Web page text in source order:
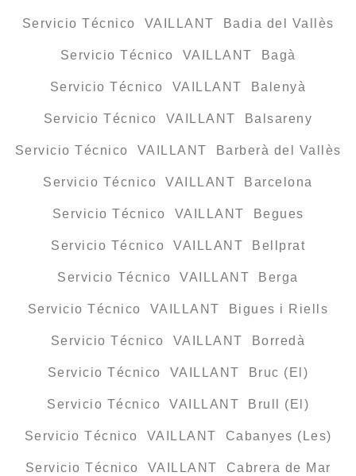
Servicio Técnico VAILLANT Badia del Vallès
Servicio Técnico VAILLANT Bagà
Servicio Técnico VAILLANT Balenyà
Servicio Técnico VAILLANT Balsareny
Servicio Técnico VAILLANT Barberà del Vallès
Servicio Técnico VAILLANT Barcelona
Servicio Técnico VAILLANT Begues
Servicio Técnico VAILLANT Bellprat
Servicio Técnico VAILLANT Berga
Servicio Técnico VAILLANT Bigues i Riells
Servicio Técnico VAILLANT Borredà
Servicio Técnico VAILLANT Bruc (El)
Servicio Técnico VAILLANT Brull (El)
Servicio Técnico VAILLANT Cabanyes (Les)
Servicio Técnico VAILLANT Cabrera de Mar